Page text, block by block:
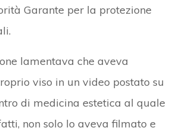
Garante per la protezione
lamentava che aveva
viso in un video postato su
di medicina estetica al quale
non solo lo aveva filmato e